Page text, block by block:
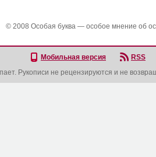
© 2008 Особая буква — особое мнение об
Мобильная версия
RSS
Рукописи не рецензируются и не